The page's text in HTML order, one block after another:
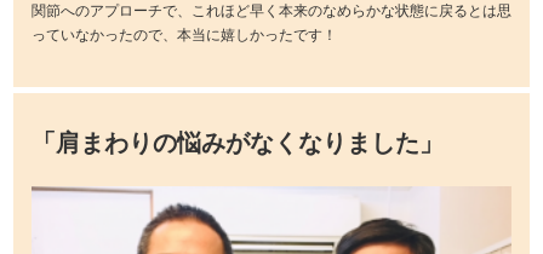
関節へのアプローチで、これほど早く本来のなめらかな状態に戻るとは思
っていなかったので、本当に嬉しかったです！
「肩まわりの悩みがなくなりました」